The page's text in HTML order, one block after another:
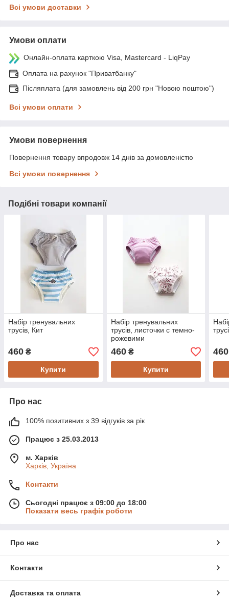
Всі умови доставки
Умови оплати
Онлайн-оплата карткою Visa, Mastercard - LiqPay
Оплата на рахунок "Приватбанку"
Післяплата (для замовлень від 200 грн "Новою поштою")
Всі умови оплати
Умови повернення
Повернення товару впродовж 14 днів за домовленістю
Всі умови повернення
Подібні товари компанії
Набір тренувальних
трусів, Кит
460 ₴
Купити
Набір тренувальних
трусів, листочки с темно-
рожевими
460₴
Купити
460
Про нас
100% позитивних з 39 відгуків за рік
Працює з 25.03.2013
м. Харків
Харків, Україна
Контакти
Сьогодні працює з 09:00 до 18:00
Показати весь графік роботи
Про нас
Контакти
Доставка та оплата